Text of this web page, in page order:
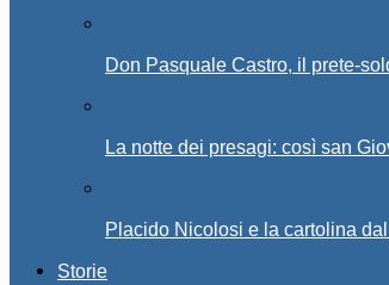
Don Pasquale Castro, il prete-
La notte dei presagi: così san
Placido Nicolosi e la cartolina
Storie